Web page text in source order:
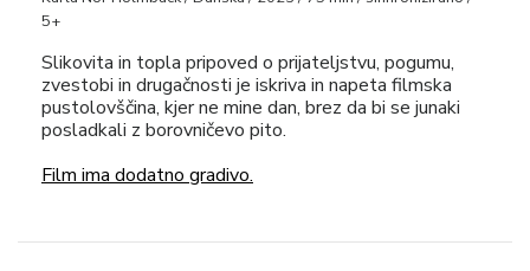
5+
Slikovita in topla pripoved o prijateljstvu, pogumu,
zvestobi in drugačnosti je iskriva in napeta filmska
pustolovščina, kjer ne mine dan, brez da bi se junaki
posladkali z borovničevo pito.
Film ima dodatno gradivo.